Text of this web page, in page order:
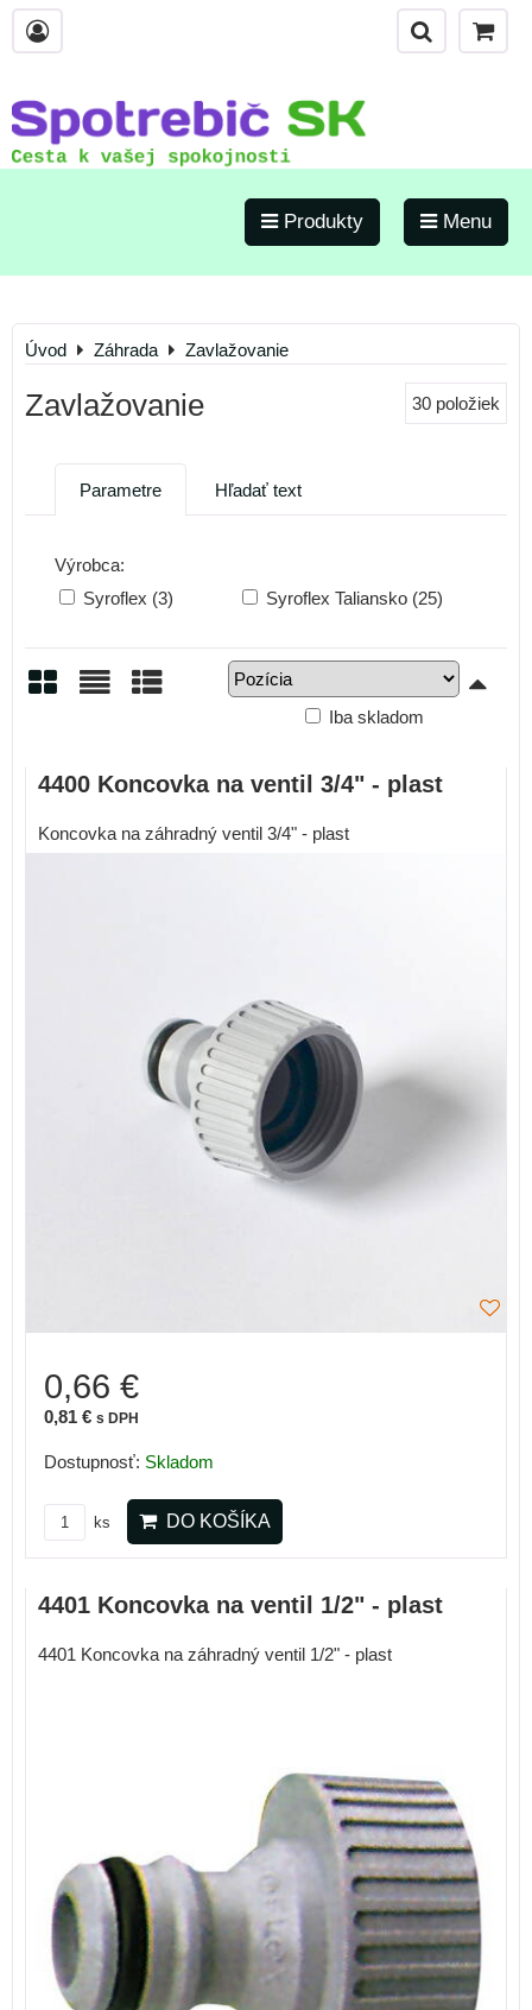
Produkty Menu
Úvod Záhrada Zavlažovanie
Zavlažovanie 30 položiek
Parametre Hľadať text
Výrobca:
Syroflex (3)
Syroflex Taliansko (25)
Iba skladom
4400 Koncovka na ventil 3/4" - plast
Koncovka na záhradný ventil 3/4" - plast
0,66 €
0,81 € s DPH
Dostupnosť: Skladom
ks DO KOŠÍKA
4401 Koncovka na ventil 1/2" - plast
4401 Koncovka na záhradný ventil 1/2" - plast